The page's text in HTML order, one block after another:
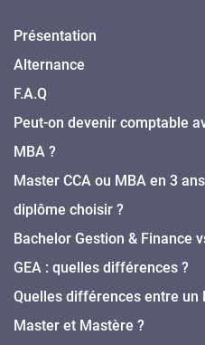
Présentation
Alternance
F.A.Q
Peut-on devenir comptable
MBA ?
Master CCA ou MBA en 3
diplôme choisir ?
Bachelor Gestion & Finance
GEA : quelles différences ?
Quelles différences entre un
Master et Mastère ?